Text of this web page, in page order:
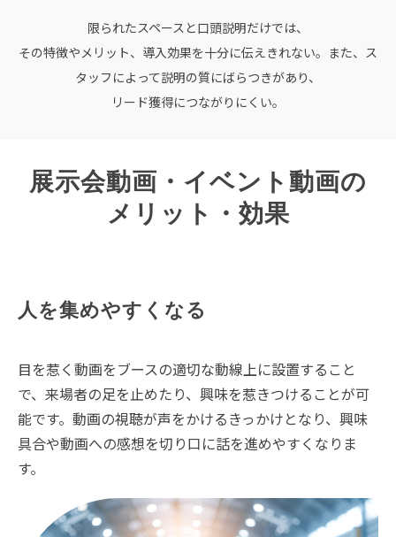
限られたスペースと口頭説明だけでは、
その特徴やメリット、導入効果を十分に伝えきれない。また、ス
タッフによって説明の質にばらつきがあり、
リード獲得につながりにくい。
展示会動画・イベント動画の
メリット・効果
人を集めやすくなる
目を惹く動画をブースの適切な動線上に設置すること
で、来場者の足を止めたり、興味を惹きつけることが可
能です。動画の視聴が声をかけるきっかけとなり、興味
具合や動画への感想を切り口に話を進めやすくなりま
す。